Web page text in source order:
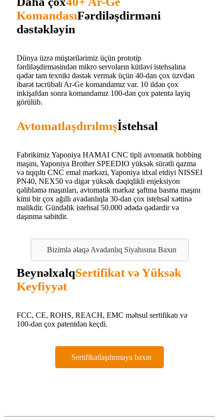
KomandasıFərdiləşdirməni
dəstəkləyin
Dünya üzrə müştərilərimiz üçün prototip
fərdiləşdirməsindən mikro servoların kütləvi istehsalına
qədər tam texniki dəstək vermək üçün 40-dan çox üzvdən
ibarət təcrübəli Ar-Ge komandamız var. 10 ildən çox
inkişafdan sonra komandamız 100-dən çox patentə layiq
görülüb.
Avtomatlaşdırılmışİstehsal
Fabrikimiz Yaponiya HAMAI CNC tipli avtomatik hobbing
maşını, Yaponiya Brother SPEEDIO yüksək sürətli qazma
və tıqqıltı CNC emal mərkəzi, Yaponiya idxal etdiyi NISSEI
PN40, NEX50 və digər yüksək dəqiqlikli enjeksiyon
qəlibləmə maşınları, avtomatik mərkəz şaftına basma maşını
kimi bir çox ağıllı avadanlıqla 30-dan çox istehsal xəttinə
malikdir. Gündəlik istehsal 50.000 ədədə qədərdir və
daşınma sabitdir.
Bizimlə əlaqə Avadanlıq Siyahısına Baxın
BeynəlxalqSertifikat və Yüksək
Keyfiyyət
FCC, CE, ROHS, REACH, EMC məhsul sertifikatı və
100-dən çox patentdən keçdi.
Sertifikatlaşdırmaya baxın